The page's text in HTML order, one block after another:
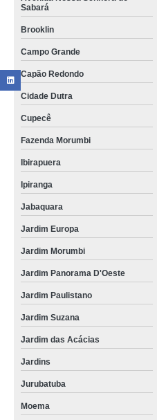
Sabará
Brooklin
Campo Grande
Capão Redondo
Cidade Dutra
Cupecê
Fazenda Morumbi
Ibirapuera
Ipiranga
Jabaquara
Jardim Europa
Jardim Morumbi
Jardim Panorama D'Oeste
Jardim Paulistano
Jardim Suzana
Jardim das Acácias
Jardins
Jurubatuba
Moema